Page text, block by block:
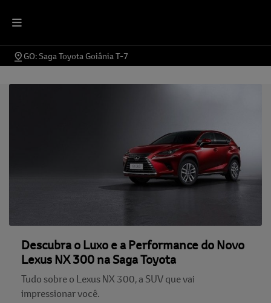
GO: Saga Toyota Goiânia T-7
Descubra o Luxo e a Performance do Novo
Lexus NX 300 na Saga Toyota
Tudo sobre o Lexus NX 300, a SUV que vai
impressionar você.